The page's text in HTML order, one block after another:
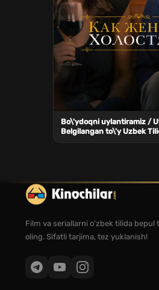
Bo\'ydoqni uylantiramiz /
Belgilangan to\'y Uzbek
Film va seriallarni o'zbek tilida bepul
oling. Sifatli tarjima, tez yuklanish!